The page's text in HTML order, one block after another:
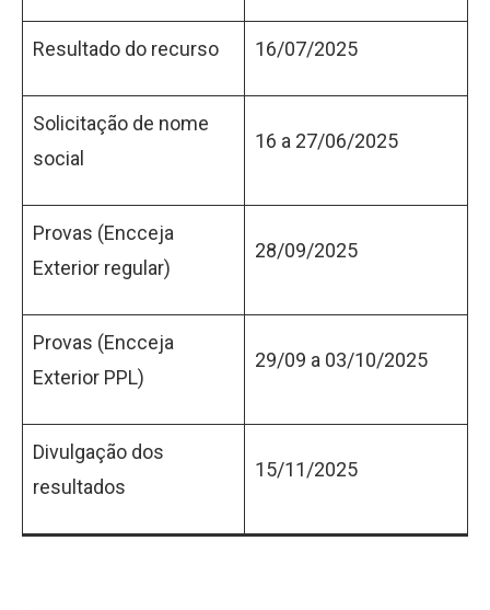
Resultado do recurso 16/07/2025
Solicitação de nome
social
16 a 27/06/2025
Provas (Encceja
Exterior regular)
28/09/2025
Provas (Encceja
Exterior PPL)
29/09 a 03/10/2025
Divulgação dos
resultados
15/11/2025